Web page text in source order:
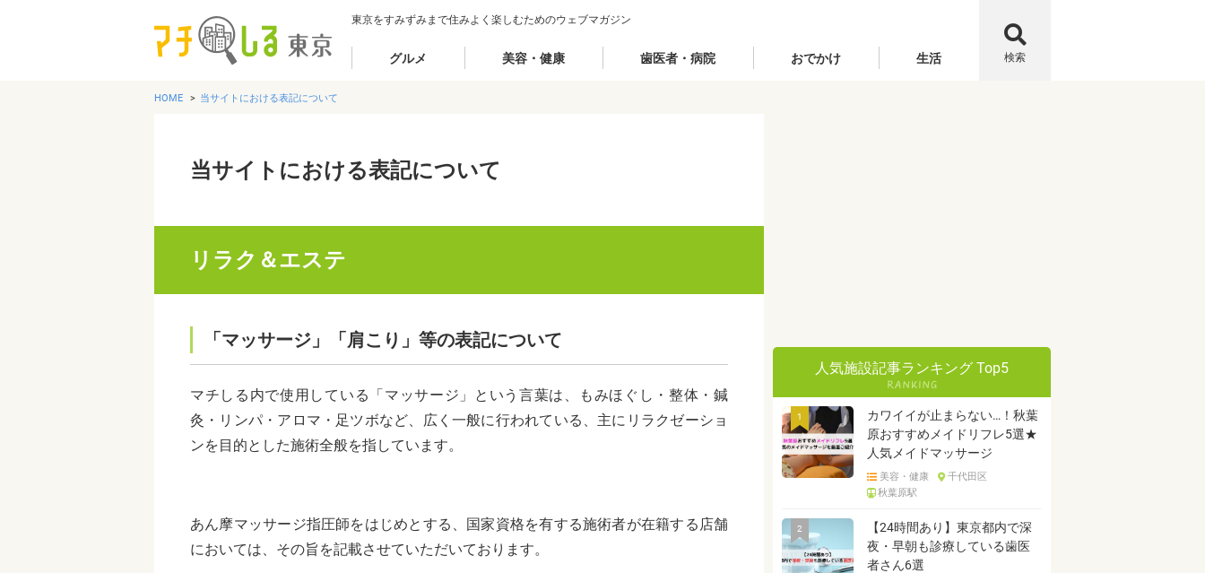
東京をすみずみまで住みよく楽しむためのウェブマガジン
グルメ 美容・健康 歯医者・病院 おでかけ 生活 検索
HOME 当サイトにおける表記について
当サイトにおける表記について
リラク＆エステ
「マッサージ」「肩こり」等の表記について
マチしる内で使用している「マッサージ」という言葉は、もみほぐし・整体・鍼
灸・リンパ・アロマ・足ツボなど、広く一般に行われている、主にリラクゼーショ
ンを目的とした施術全般を指しています。
あん摩マッサージ指圧師をはじめとする、国家資格を有する施術者が在籍する店舗
においては、その旨を記載させていただいております。
人気施設記事ランキング Top5
1
カワイイが止まらない…！秋葉
原おすすめメイドリフレ5選★
人気メイドマッサージ
美容・健康
千代田区
秋葉原駅
2
【24時間あり】東京都内で深
夜・早朝も診療している歯医
者さん6選